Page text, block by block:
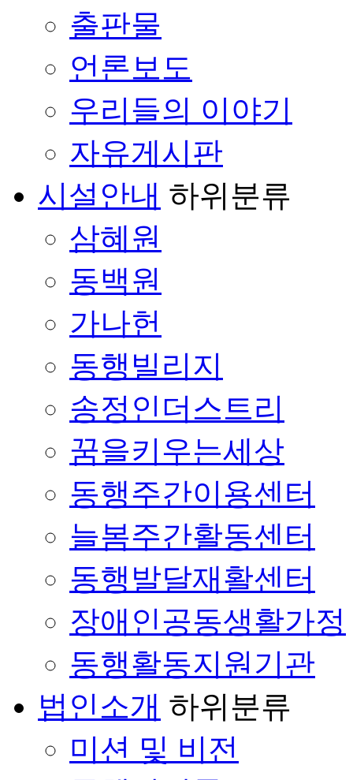
출판물
언론보도
우리들의 이야기
자유게시판
시설안내 하위분류
삼혜원
동백원
가나헌
동행빌리지
송정인더스트리
꿈을키우는세상
동행주간이용센터
늘봄주간활동센터
동행발달재활센터
장애인공동생활가정
동행활동지원기관
법인소개 하위분류
미션 및 비전